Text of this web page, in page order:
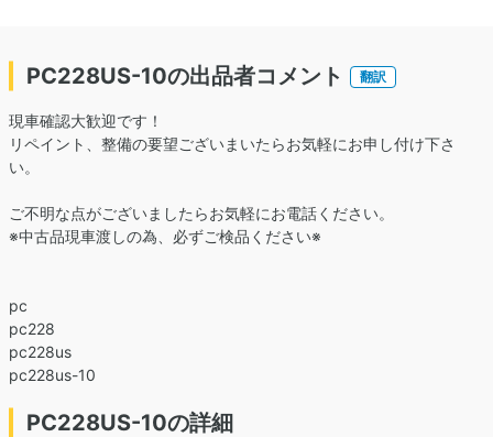
PC228US-10の出品者コメント 翻訳
現車確認大歓迎です！
リペイント、整備の要望ございまいたらお気軽にお申し付け下さ
い。
ご不明な点がございましたらお気軽にお電話ください。
※中古品現車渡しの為、必ずご検品ください※
pc
pc228
pc228us
pc228us-10
PC228US-10の詳細